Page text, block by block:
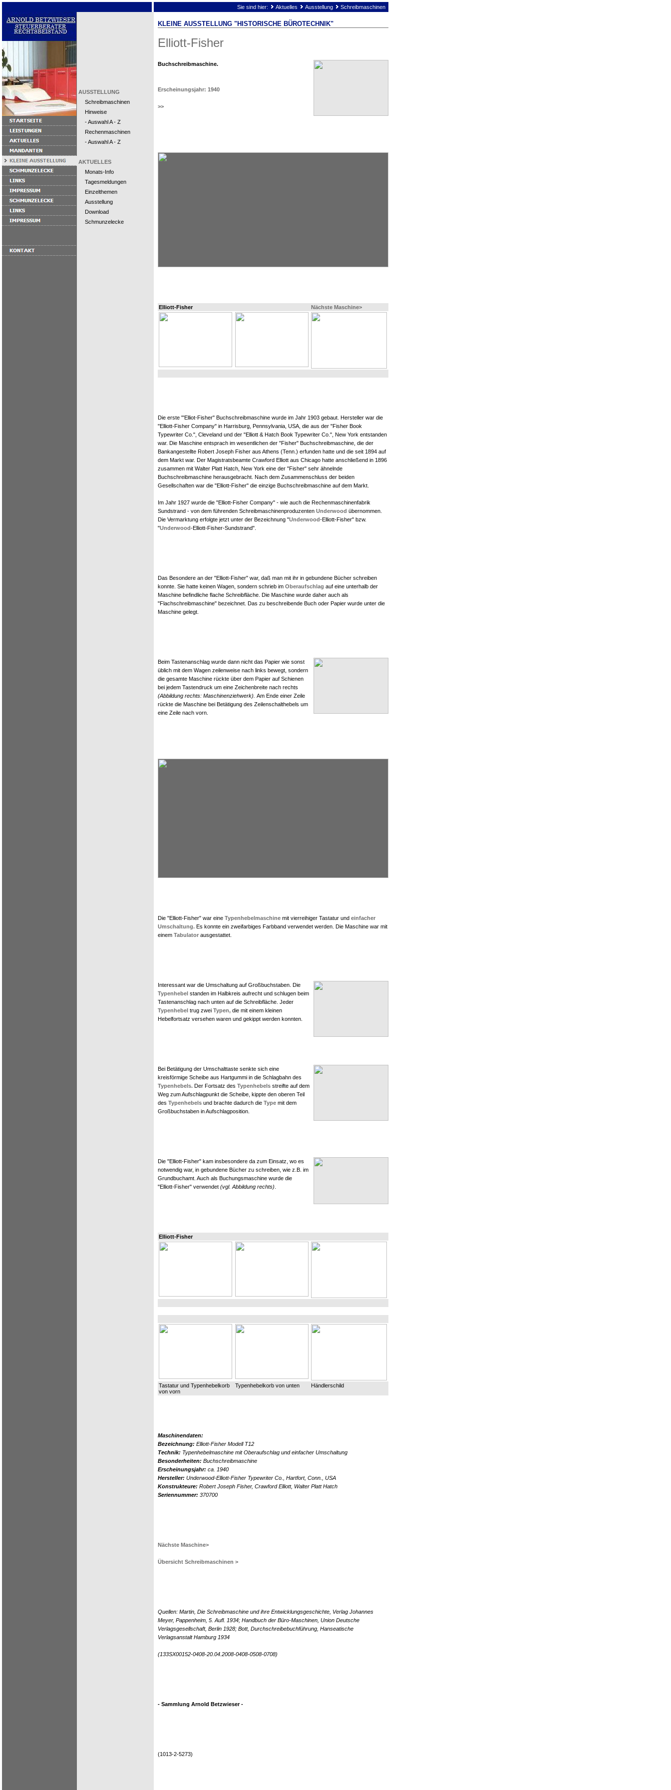
Sie sind hier: Aktuelles Ausstellung Schreibmaschinen
AUSSTELLUNG
Schreibmaschinen
Hinweise
- Auswahl A - Z
Rechenmaschinen
- Auswahl A - Z
AKTUELLES
Monats-Info
Tagesmeldungen
Einzelthemen
Ausstellung
Download
Schmunzelecke
KLEINE AUSSTELLUNG "HISTORISCHE BÜROTECHNIK"
Elliott-Fisher
Buchschreibmaschine.
Erscheinungsjahr: 1940
>>
Elliott-Fisher Nächste Maschine>
Die erste "'Elliot-Fisher" Buchschreibmaschine wurde im Jahr 1903 gebaut. Hersteller war die
"Elliott-Fisher Company" in Harrisburg, Pennsylvania, USA, die aus der "Fisher Book
Typewriter Co.", Cleveland und der "Elliott & Hatch Book Typewriter Co.", New York entstanden
war. Die Maschine entsprach im wesentlichen der "Fisher" Buchschreibmaschine, die der
Bankangestellte Robert Joseph Fisher aus Athens (Tenn.) erfunden hatte und die seit 1894 auf
dem Markt war. Der Magistratsbeamte Crawford Elliott aus Chicago hatte anschließend in 1896
zusammen mit Walter Platt Hatch, New York eine der "Fisher" sehr ähnelnde
Buchschreibmaschine herausgebracht. Nach dem Zusammenschluss der beiden
Gesellschaften war die "Elliott-Fisher" die einzige Buchschreibmaschine auf dem Markt.
Im Jahr 1927 wurde die "Elliott-Fisher Company" - wie auch die Rechenmaschinenfabrik
Sundstrand - von dem führenden Schreibmaschinenproduzenten Underwood übernommen.
Die Vermarktung erfolgte jetzt unter der Bezeichnung "Underwood-Elliott-Fisher" bzw.
"Underwood-Elliott-Fisher-Sundstrand".
Das Besondere an der "Elliott-Fisher" war, daß man mit ihr in gebundene Bücher schreiben
konnte. Sie hatte keinen Wagen, sondern schrieb im Oberaufschlag auf eine unterhalb der
Maschine befindliche flache Schreibfläche. Die Maschine wurde daher auch als
"Flachschreibmaschine" bezeichnet. Das zu beschreibende Buch oder Papier wurde unter die
Maschine gelegt.
Beim Tastenanschlag wurde dann nicht das Papier wie sonst
üblich mit dem Wagen zeilenweise nach links bewegt, sondern
die gesamte Maschine rückte über dem Papier auf Schienen
bei jedem Tastendruck um eine Zeichenbreite nach rechts
(Abbildung rechts: Maschinenziehwerk). Am Ende einer Zeile
rückte die Maschine bei Betätigung des Zeilenschalthebels um
eine Zeile nach vorn.
Die "Elliott-Fisher" war eine Typenhebelmaschine mit vierreihiger Tastatur und einfacher
Umschaltung. Es konnte ein zweifarbiges Farbband verwendet werden. Die Maschine war mit
einem Tabulator ausgestattet.
Interessant war die Umschaltung auf Großbuchstaben. Die
Typenhebel standen im Halbkreis aufrecht und schlugen beim
Tastenanschlag nach unten auf die Schreibfläche. Jeder
Typenhebel trug zwei Typen, die mit einem kleinen
Hebelfortsatz versehen waren und gekippt werden konnten.
Bei Betätigung der Umschalttaste senkte sich eine
kreisförmige Scheibe aus Hartgummi in die Schlagbahn des
Typenhebels. Der Fortsatz des Typenhebels streifte auf dem
Weg zum Aufschlagpunkt die Scheibe, kippte den oberen Teil
des Typenhebels und brachte dadurch die Type mit dem
Großbuchstaben in Aufschlagposition.
Die "Elliott-Fisher" kam insbesondere da zum Einsatz, wo es
notwendig war, in gebundene Bücher zu schreiben, wie z.B. im
Grundbuchamt. Auch als Buchungsmaschine wurde die
"Elliott-Fisher" verwendet (vgl. Abbildung rechts)
Elliott-Fisher
Tastatur und Typenhebelkorb
von vorn
Typenhebelkorb von unten Händlerschild
Maschinendaten:
Bezeichnung: Elliott-Fisher Modell T12
Technik: Typenhebelmaschine mit Oberaufschlag und einfacher Umschaltung
Besonderheiten: Buchschreibmaschine
Erscheinungsjahr: ca. 1940
Hersteller: Underwood-Elliott-Fisher Typewriter Co., Hartfort, Conn., USA
Konstrukteure: Robert Joseph Fisher, Crawford Elliott, Walter Platt Hatch
Seriennummer: 370700
Nächste Maschine>
Übersicht Schreibmaschinen >
Quellen: Martin, Die Schreibmaschine und ihre Entwicklungsgeschichte, Verlag Johannes
Meyer, Pappenheim, 5. Aufl. 1934; Handbuch der Büro-Maschinen, Union Deutsche
Verlagsgesellschaft, Berlin 1928; Bott, Durchschreibebuchführung, Hanseatische
Verlagsanstalt Hamburg 1934
(133SX00152-0408-20.04.2008-0408-0508-0708)
- Sammlung Arnold Betzwieser -
(1013-2-5273)